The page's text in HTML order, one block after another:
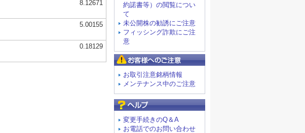
約諾書等）の閲覧につい
て
未公開株の勧誘にご注意
フィッシング詐欺にご注
意
お取引注意銘柄情報
メンテナンス中のご注意
変更手続きのQ＆A
お電話でのお問い合わせ